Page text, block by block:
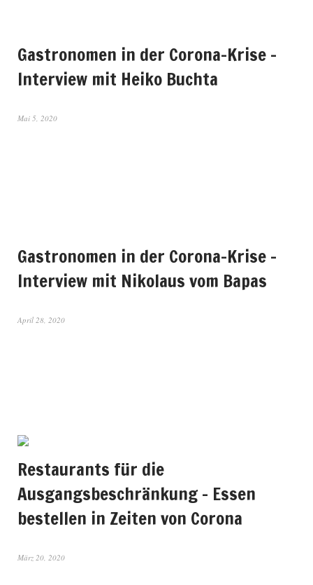
Gastronomen in der Corona-Krise –
Interview mit Heiko Buchta
Mai 5, 2020
Gastronomen in der Corona-Krise –
Interview mit Nikolaus vom Bapas
April 28, 2020
Restaurants für die
Ausgangsbeschränkung – Essen
bestellen in Zeiten von Corona
März 20, 2020